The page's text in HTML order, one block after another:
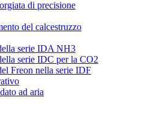
di precisione
del calcestruzzo
serie IDA NH3
serie IDC per la CO2
Freon nella serie IDF
ad aria